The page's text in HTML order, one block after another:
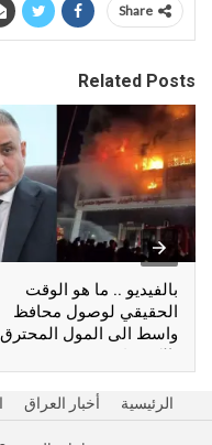
Share
Related Posts
بالفيديو .. ما هو الوقت
الحقيقي لوصول محافظ
واسط الى المول المحترق
بالكوت؟
الرئيسية أخبار العراق